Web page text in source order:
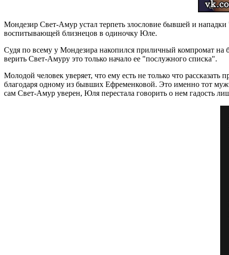
Мондезир Свет-Амур устал терпеть злословие бывшей и
воспитывающей близнецов в одиночку Юле.
Судя по всему у Мондезира накопился приличный компромат на
верить Свет-Амуру это только начало ее "послужного списка".
Молодой человек уверяет, что ему есть не только что
благодаря одному из бывших Ефременковой. Это именно тот
сам Свет-Амур уверен, Юля перестала говорить о нем гадость